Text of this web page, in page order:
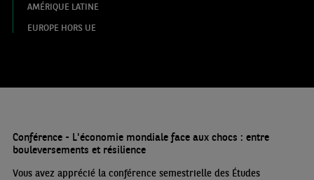
AMÉRIQUE LATINE
EUROPE HORS UE
Conférence - L'économie mondiale face aux chocs : entre
bouleversements et résilience
Vous avez apprécié la conférence semestrielle des Études